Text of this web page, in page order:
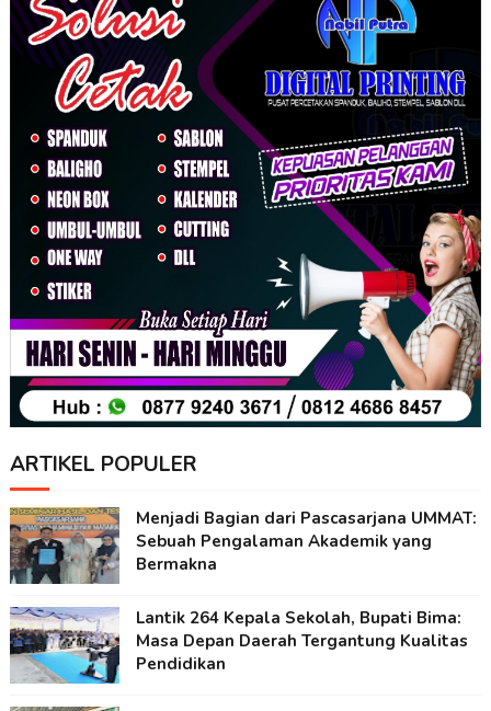
ARTIKEL POPULER
Menjadi Bagian dari Pascasarjana UMMAT:
Sebuah Pengalaman Akademik yang
Bermakna
Lantik 264 Kepala Sekolah, Bupati Bima:
Masa Depan Daerah Tergantung Kualitas
Pendidikan